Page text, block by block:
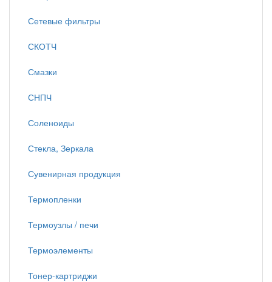
Сетевые фильтры
СКОТЧ
Смазки
СНПЧ
Соленоиды
Стекла, Зеркала
Сувенирная продукция
Термопленки
Термоузлы / печи
Термоэлементы
Тонер-картриджи